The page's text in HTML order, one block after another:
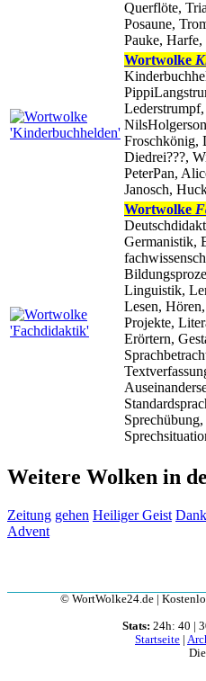
Querflöte,
Posaune,
Pauke,
Wortwolke
Froschkönig,
Diedrei???,
PeterPan,
Janosch,
Wortwolke
Germanistik,
Linguistik,
Lesen,
Projekte,
Erörtern,
Weitere Wolken in
Zeitung gehen Heiliger Geist
Advent
© WortWolke24.de |
Stats: 24h: 40 |
Startseite